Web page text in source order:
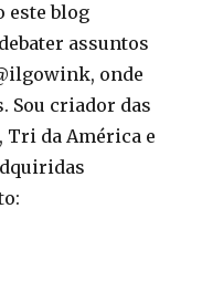
este blog
assuntos
onde
Sou criador das
Tri da América e